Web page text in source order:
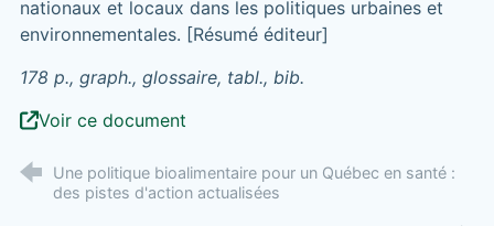
nationaux et locaux dans les politiques urbaines et
environnementales. [Résumé éditeur]
178 p., graph., glossaire, tabl., bib.
Voir ce document
Une politique bioalimentaire pour un Québec en santé :
des pistes d'action actualisées